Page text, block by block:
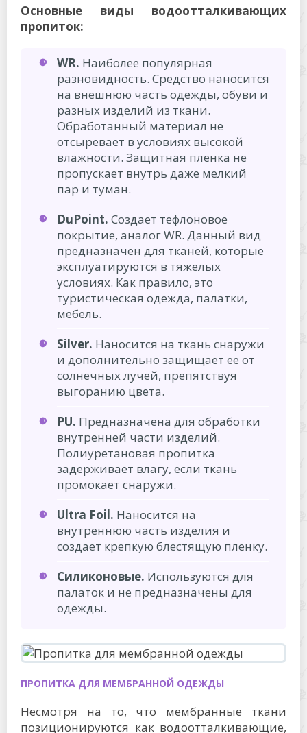
Основные виды водоотталкивающих
пропиток:
WR. Наиболее популярная
разновидность. Средство наносится
на внешнюю часть одежды, обуви и
разных изделий из ткани.
Обработанный материал не
отсыревает в условиях высокой
влажности. Защитная пленка не
пропускает внутрь даже мелкий
пар и туман.
DuPoint. Создает тефлоновое
покрытие, аналог WR. Данный вид
предназначен для тканей, которые
эксплуатируются в тяжелых
условиях. Как правило, это
туристическая одежда, палатки,
мебель.
Silver. Наносится на ткань снаружи
и дополнительно защищает ее от
солнечных лучей, препятствуя
выгоранию цвета.
PU. Предназначена для обработки
внутренней части изделий.
Полиуретановая пропитка
задерживает влагу, если ткань
промокает снаружи.
Ultra Foil. Наносится на
внутреннюю часть изделия и
создает крепкую блестящую пленку.
Силиконовые. Используются для
палаток и не предназначены для
одежды.
ПРОПИТКА ДЛЯ МЕМБРАННОЙ ОДЕЖДЫ
Несмотря на то, что мембранные ткани
позиционируются как водоотталкивающие,